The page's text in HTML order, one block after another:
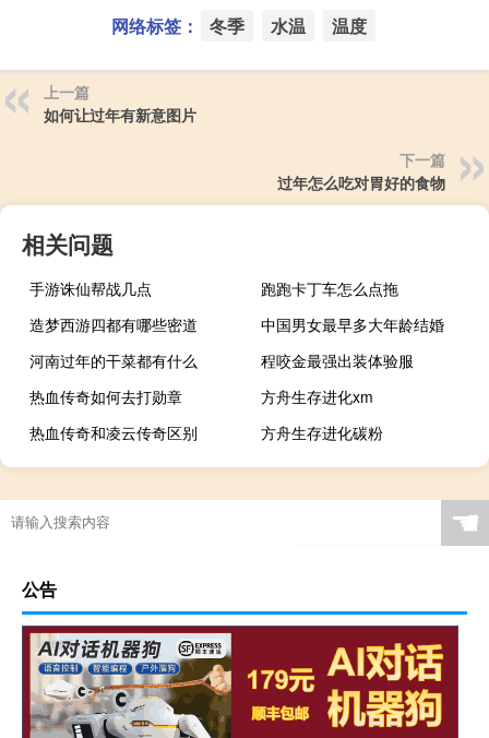
网络标签： 冬季 水温 温度
上一篇
如何让过年有新意图片
下一篇
过年怎么吃对胃好的食物
相关问题
手游诛仙帮战几点
跑跑卡丁车怎么点拖
造梦西游四都有哪些密道
中国男女最早多大年龄结婚
河南过年的干菜都有什么
程咬金最强出装体验服
热血传奇如何去打勋章
方舟生存进化xm
热血传奇和凌云传奇区别
方舟生存进化碳粉
☚
公告